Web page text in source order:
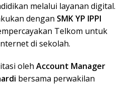
melalui layanan digital.
dengan SMK YP IPPI
Telkom untuk
di sekolah.
oleh Account Manager
bersama perwakilan